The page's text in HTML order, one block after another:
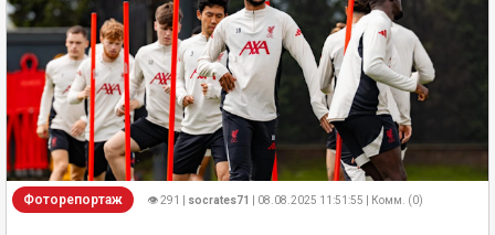
Фоторепортаж 👁 291 | socrates71 | 08.08.2025 11:51:55 | Комм. (0)